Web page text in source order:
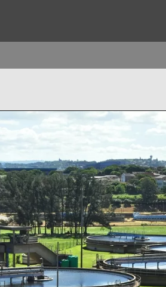
INGÉNIERIE & CONSEIL
HAZARDOUS WASTE
INDUSTRIES GLOBAL
NUCLEAR SOLUTIONS
OFIS
SEDE BENELUX
VEOLIA AGRICULTURE
WATER TECHNOLOGIES